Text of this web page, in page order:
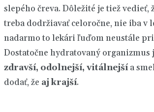
slepého čreva. Dôležité je tiež vedieť,
treba dodržiavať celoročne, nie iba v
nadarmo to lekári ľuďom neustále
Dostatočne hydratovaný organizmus
zdravší, odolnejší, vitálnejší a
dodať, že aj krajší.